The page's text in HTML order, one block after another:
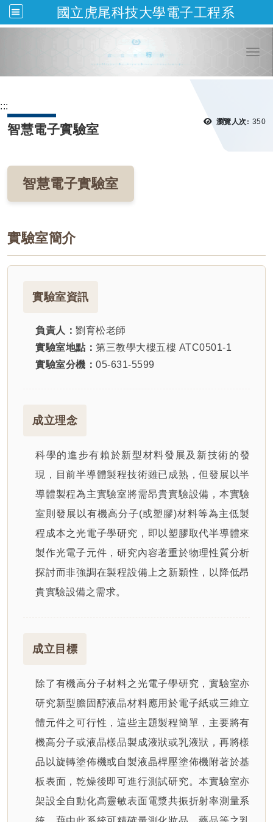
國立虎尾科技大學電子工程系
跳到主要內容
:::
瀏覽人次: 瀏覽
350
智慧電子實驗室
智慧電子實驗室
實驗室簡介
實驗室資訊
負責人： 劉育松老師
實驗室地點： 第三教學大樓五樓 ATC0501-1
實驗室分機： 05-631-5599
成立理念
科學的進步有賴於新型材料發展及新技術的發
現，目前半導體製程技術雖已成熟，但發展以半
導體製程為主實驗室將需昂貴實驗設備，本實驗
室則發展以有機高分子(或塑膠)材料等為主低製
程成本之光電子學研究，即以塑膠取代半導體來
製作光電子元件，研究內容著重於物理性質分析
探討而非強調在製程設備上之新穎性，以降低昂
貴實驗設備之需求。
成立目標
除了有機高分子材料之光電子學研究，實驗室亦
研究新型膽固醇液晶材料應用於電子紙或三維立
體元件之可行性，這些主題製程簡單，主要將有
機高分子或液晶樣品製成液狀或乳液狀，再將樣
品以旋轉塗佈機或自製液晶桿壓塗佈機附著於基
板表面，乾燥後即可進行測試研究。本實驗室亦
架設全自動化高靈敏表面電漿共振折射率測量系